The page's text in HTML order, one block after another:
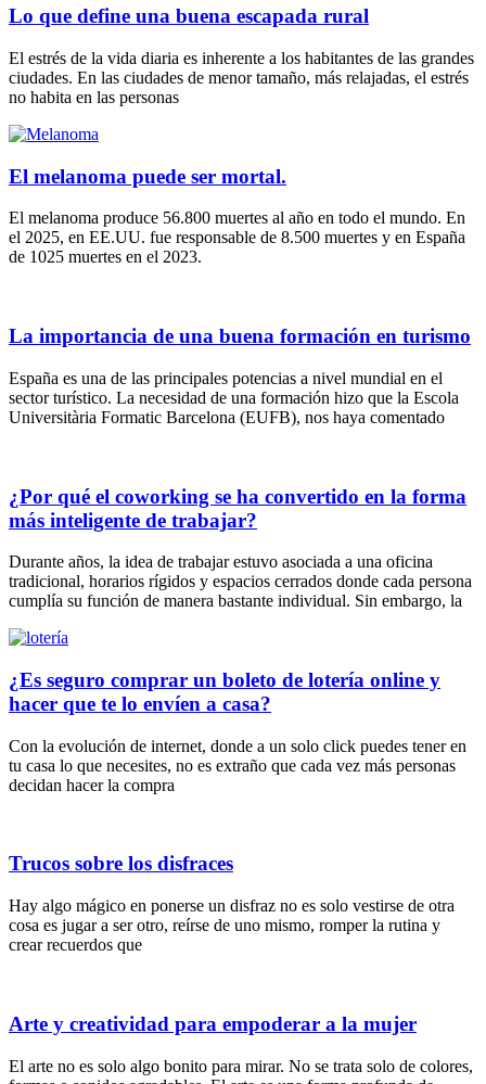
Lo que define una buena escapada rural
El estrés de la vida diaria es inherente a los habitantes de las grandes
ciudades. En las ciudades de menor tamaño, más relajadas, el estrés
no habita en las personas
El melanoma puede ser mortal.
El melanoma produce 56.800 muertes al año en todo el mundo. En
el 2025, en EE.UU. fue responsable de 8.500 muertes y en España
de 1025 muertes en el 2023.
La importancia de una buena formación en turismo
España es una de las principales potencias a nivel mundial en el
sector turístico. La necesidad de una formación hizo que la Escola
Universitària Formatic Barcelona (EUFB), nos haya comentado
¿Por qué el coworking se ha convertido en la forma
más inteligente de trabajar?
Durante años, la idea de trabajar estuvo asociada a una oficina
tradicional, horarios rígidos y espacios cerrados donde cada persona
cumplía su función de manera bastante individual. Sin embargo, la
¿Es seguro comprar un boleto de lotería online y
hacer que te lo envíen a casa?
Con la evolución de internet, donde a un solo click puedes tener en
tu casa lo que necesites, no es extraño que cada vez más personas
decidan hacer la compra
Trucos sobre los disfraces
Hay algo mágico en ponerse un disfraz no es solo vestirse de otra
cosa es jugar a ser otro, reírse de uno mismo, romper la rutina y
crear recuerdos que
Arte y creatividad para empoderar a la mujer
El arte no es solo algo bonito para mirar. No se trata solo de colores,